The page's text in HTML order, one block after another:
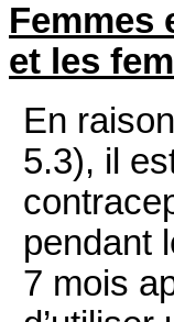
Femmes
et les
En
5.3), il
pendant
7 mois